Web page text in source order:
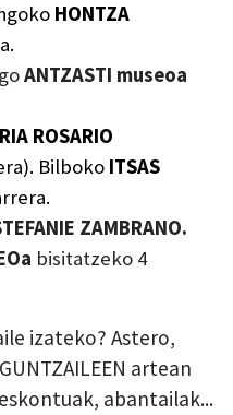
HONTZA
ANTZASTI museoa
ROSARIO
Bilboko ITSAS
ZAMBRANO.
a bisitatzeko 4
izateko? Astero,
artean
abantailak...